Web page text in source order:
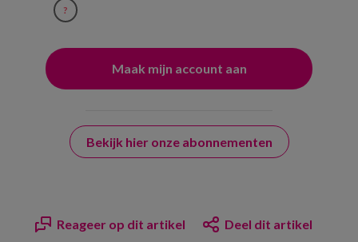
?
Bekijk hier onze abonnementen
Reageer op dit artikel Deel dit artikel